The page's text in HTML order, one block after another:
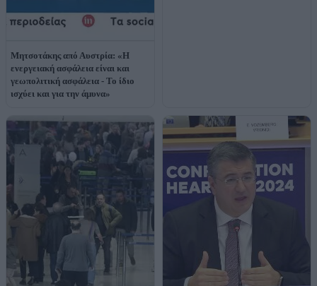
Μητσοτάκης από Αυστρία: «Η
ενεργειακή ασφάλεια είναι και
γεωπολιτική ασφάλεια - Το ίδιο
ισχύει και για την άμυνα»